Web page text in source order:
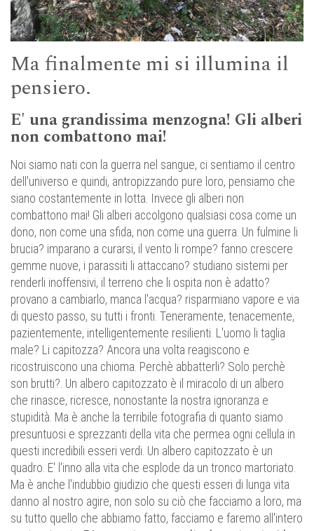
Ma finalmente mi si illumina il
pensiero.
E' una grandissima menzogna! Gli alberi
non combattono mai!
Noi siamo nati con la guerra nel sangue, ci sentiamo il centro
dell'universo e quindi, antropizzando pure loro, pensiamo che
siano costantemente in lotta. Invece gli alberi non
combattono mai! Gli alberi accolgono qualsiasi cosa come un
dono, non come una sfida, non come una guerra. Un fulmine li
brucia? imparano a curarsi, il vento li rompe? fanno crescere
gemme nuove, i parassiti li attaccano? studiano sistemi per
renderli inoffensivi, il terreno che li ospita non è adatto?
provano a cambiarlo, manca l'acqua? risparmiano vapore e via
di questo passo, su tutti i fronti. Teneramente, tenacemente,
pazientemente, intelligentemente resilienti. L'uomo li taglia
male? Li capitozza? Ancora una volta reagiscono e
ricostruiscono una chioma. Perchè abbatterli? Solo perchè
son brutti?. Un albero capitozzato è il miracolo di un albero
che rinasce, ricresce, nonostante la nostra ignoranza e
stupidità. Ma è anche la terribile fotografia di quanto siamo
presuntuosi e sprezzanti della vita che permea ogni cellula in
questi incredibili esseri verdi. Un albero capitozzato è un
quadro. E' l'inno alla vita che esplode da un tronco martoriato.
Ma è anche l'indubbio giudizio che questi esseri di lunga vita
danno al nostro agire, non solo su ciò che facciamo a loro, ma
su tutto quello che abbiamo fatto, facciamo e faremo all'intero